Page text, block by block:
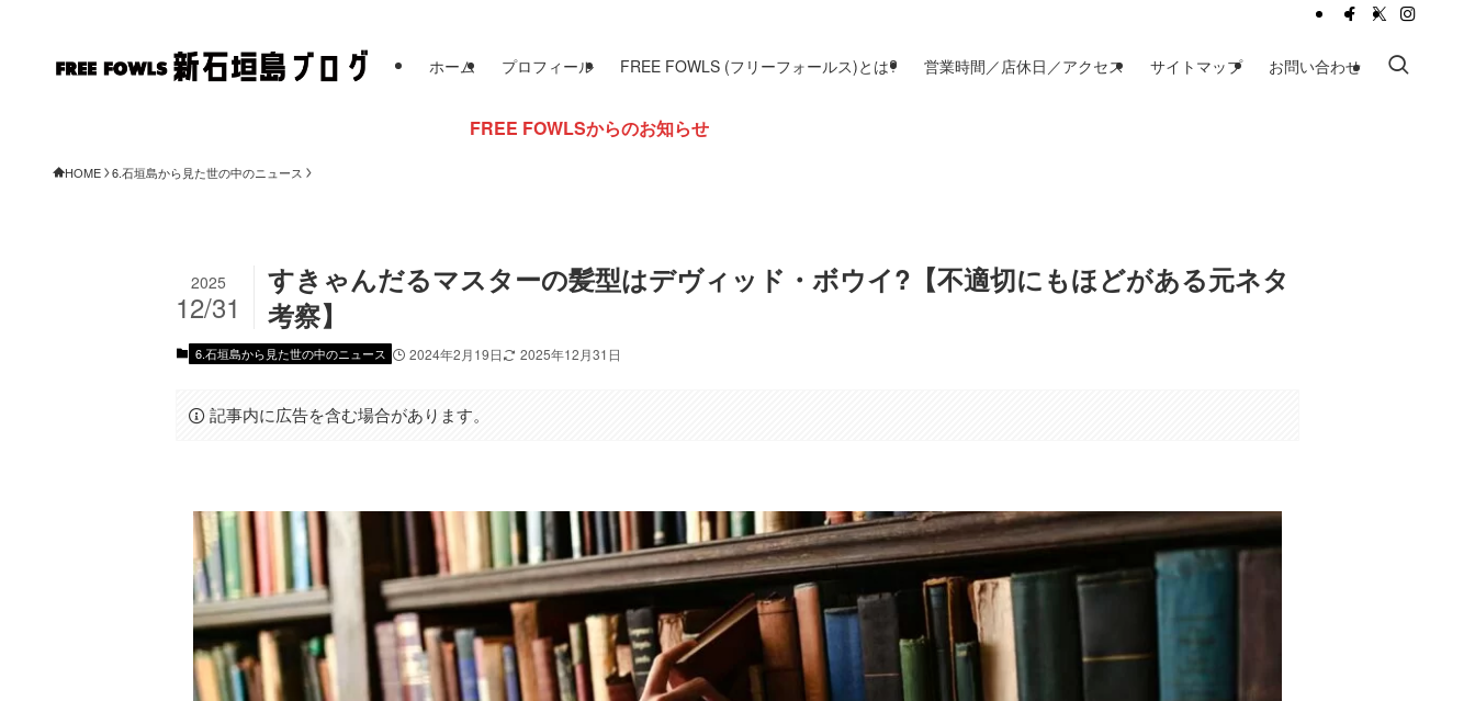
ホーム プロフィール FREE FOWLS (フリーフォールス)とは? 営業時間／店休日／アクセス サイトマップ お問い合わせ
FREE FOWLSからのお知らせ
HOME 6.石垣島から見た世の中のニュース
すきゃんだるマスターの髪型はデヴィッド・ボウイ?【不適切にもほどがある元ネタ
考察】
2025
12/31
6.石垣島から見た世の中のニュース 2024年2月19日 2025年12月31日
記事内に広告を含む場合があります。